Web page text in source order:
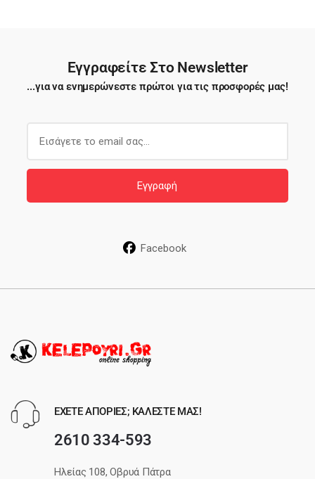
Εγγραφείτε Στο Newsletter
...για να ενημερώνεστε πρώτοι για τις προσφορές μας!
l
Εγγραφή
Facebook
ΕΧΕΤΕ ΑΠΟΡΙΕΣ; ΚΑΛΕΣΤΕ ΜΑΣ!
2610 334-593
Ηλείας 108, Οβρυά Πάτρα